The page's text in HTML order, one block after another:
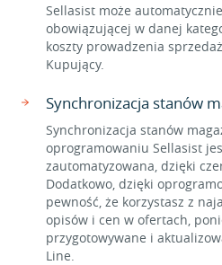
Sellasist może
obowiązującej w danej
koszty prowadzenia
Kupujący.
Synchronizacja stanów
Synchronizacja stanów
oprogramowaniu Sellasist
zautomatyzowana, dzięki
Dodatkowo, dzięki
pewność, że korzystasz z
opisów i cen w ofertach,
przygotowywane i
Line.